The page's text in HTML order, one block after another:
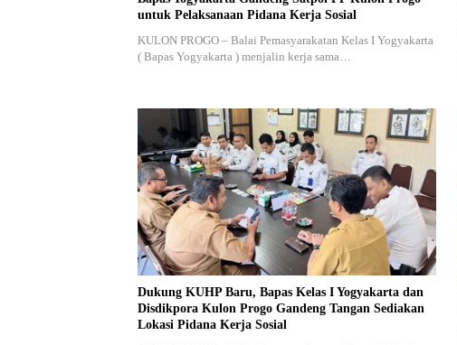
untuk Pelaksanaan Pidana Kerja Sosial
KULON PROGO – Balai Pemasyarakatan Kelas I Yogyakarta
( Bapas Yogyakarta ) menjalin kerja sama…
Dukung KUHP Baru, Bapas Kelas I Yogyakarta dan
Disdikpora Kulon Progo Gandeng Tangan Sediakan
Lokasi Pidana Kerja Sosial